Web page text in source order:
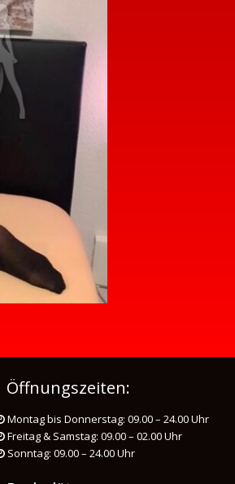
Öffnungszeiten:
Montag bis Donnerstag: 09.00 – 24.00 Uhr
Freitag & Samstag: 09.00 – 02.00 Uhr
Sonntag: 09.00 – 24.00 Uhr